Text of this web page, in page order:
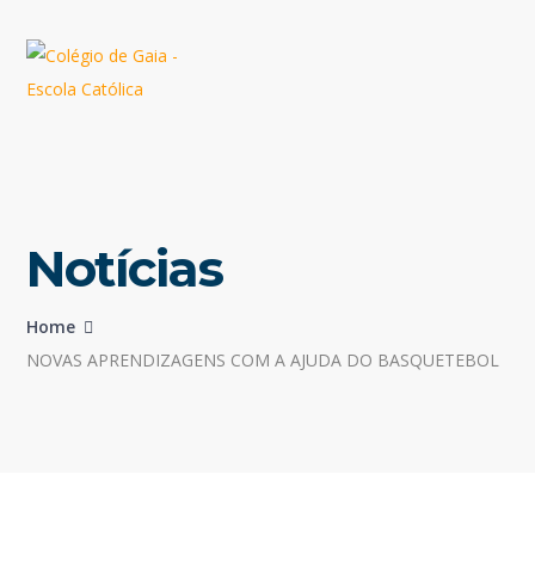
Notícias
Home
NOVAS APRENDIZAGENS COM A AJUDA DO BASQUETEBOL